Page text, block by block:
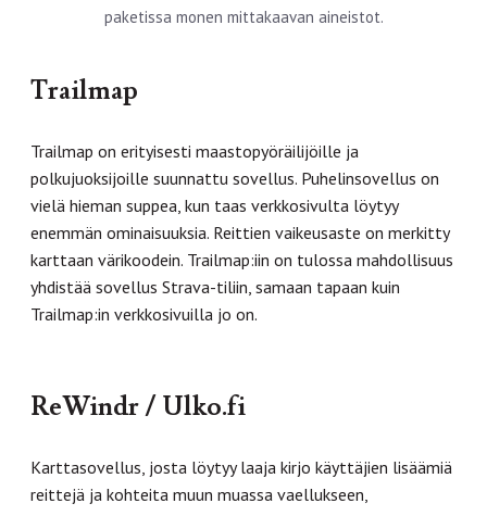
paketissa monen mittakaavan aineistot.
Trailmap
Trailmap on erityisesti maastopyöräilijöille ja
polkujuoksijoille suunnattu sovellus. Puhelinsovellus on
vielä hieman suppea, kun taas verkkosivulta löytyy
enemmän ominaisuuksia. Reittien vaikeusaste on merkitty
karttaan värikoodein. Trailmap:iin on tulossa mahdollisuus
yhdistää sovellus Strava-tiliin, samaan tapaan kuin
Trailmap:in verkkosivuilla jo on.
ReWindr / Ulko.fi
Karttasovellus, josta löytyy laaja kirjo käyttäjien lisäämiä
reittejä ja kohteita muun muassa vaellukseen,